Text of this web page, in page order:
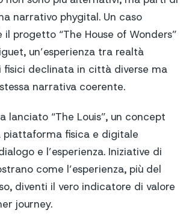
narrativo phygital. Un caso
progetto “The House of Wonders”
un’esperienza tra realtà
fisici declinata in città diverse ma
narrativa coerente.
lanciato “The Louis”, un concept
piattaforma fisica e digitale
e l’esperienza. Iniziative di
come l’esperienza, più del
diventi il vero indicatore di valore
journey.